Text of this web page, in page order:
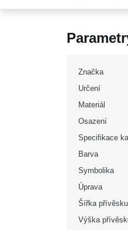
Značka
Určení
Materiál
Osazení
Specifikace
Barva
Symbolika
Úprava
Šířka přívěsku
Výška